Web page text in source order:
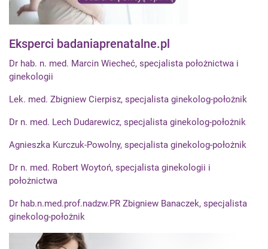
Eksperci badaniaprenatalne.pl
Dr hab. n. med. Marcin Wiecheć, specjalista położnictwa i
ginekologii
Lek. med. Zbigniew Cierpisz, specjalista ginekolog-położnik
Dr n. med. Lech Dudarewicz, specjalista ginekolog-położnik
Agnieszka Kurczuk-Powolny, specjalista ginekolog-położnik
Dr n. med. Robert Woytoń, specjalista ginekologii i
położnictwa
Dr hab.n.med.prof.nadzw.PR Zbigniew Banaczek, specjalista
ginekolog-położnik